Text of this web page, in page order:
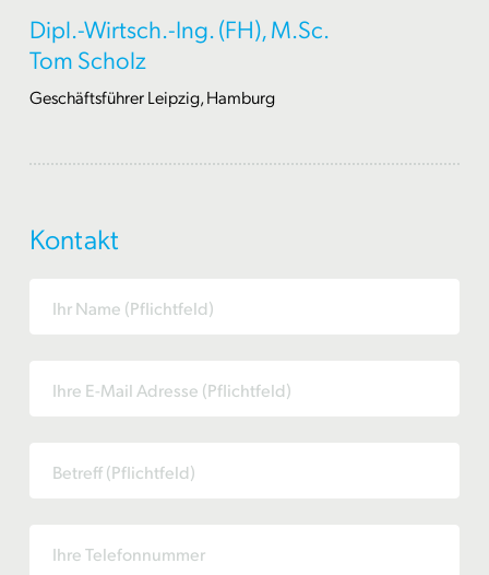
Dipl.-Wirtsch.-Ing. (FH), M.Sc.
Tom Scholz
Geschäftsführer Leipzig, Hamburg
Kontakt